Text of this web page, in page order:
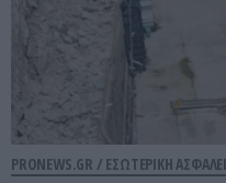
PRONEWS.GR / ΕΣΩΤΕΡΙΚΗ